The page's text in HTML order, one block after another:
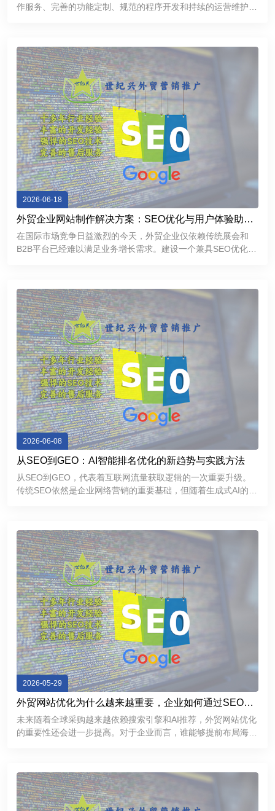
作服务、完善的功能定制、规范的程序开发和持续的运营维护，
持。
2026-06-18
外贸企业网站制作解决方案：SEO优化与用户体验助力
精准获客
在国际市场竞争日益激烈的今天，外贸企业仅依赖传统展会和
B2B平台已经难以满足业务增长需求。建设一个兼具SEO优化能
任感，提高询盘
2026-06-08
从SEO到GEO：AI智能排名优化的新趋势与实践方法
从SEO到GEO，代表着互联网流量获取逻辑的一次重要升级。
传统SEO依然是企业网络营销的重要基础，但随着生成式AI的普
2026-05-29
外贸网站优化为什么越来越重要，企业如何通过SEO获
取海外精准客户
未来随着全球采购越来越依赖搜索引擎和AI推荐，外贸网站优化
的重要性还会进一步提高。对于企业而言，谁能够提前布局海外